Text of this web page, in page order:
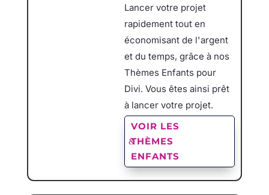
Lancer votre projet
rapidement tout en
économisant de l'argent
et du temps, grâce à nos
Thèmes Enfants pour
Divi. Vous êtes ainsi prêt
à lancer votre projet.
VOIR LES
THÈMES
ENFANTS